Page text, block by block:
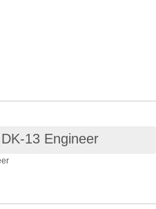
13 Engineer